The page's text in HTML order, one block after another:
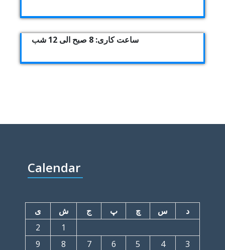
ساعت کاری: 8 صبح الی 12 شب
Calendar
د س چ پ ج ش
ی
1
2
3
4
5
6
7
8
9